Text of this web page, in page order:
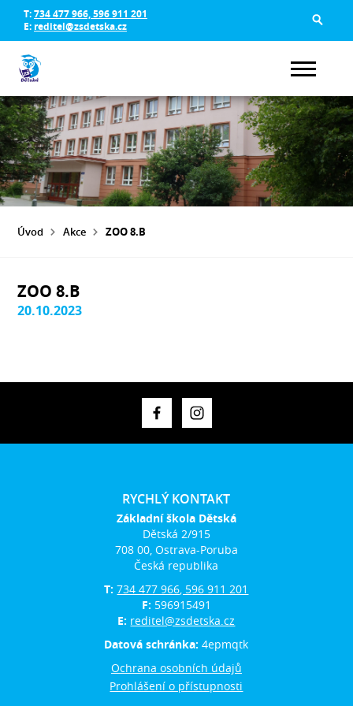
T:734 477 966, 596 911 201
E: reditel@zsdetska.cz
Úvod Akce ZOO 8.B
ZOO 8.B
20.10.2023
RYCHLÝ KONTAKT
Základní škola Dětská
Dětská 2/915
708 00, Ostrava-Poruba
Česká republika
T:734 477 966, 596 911 201
F: 596915491
E: reditel@zsdetska.cz
Datová schránka:4epmqtk
Ochrana osobních údajů
Prohlášení o přístupnosti